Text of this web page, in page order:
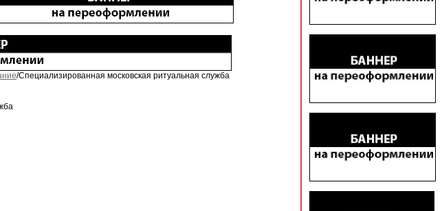
/Специализированная московская ритуальная служба